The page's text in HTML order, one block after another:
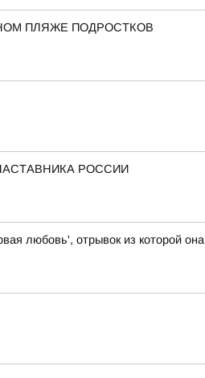
ПЛЯЖЕ ПОДРОСТКОВ
РОССИИ
любовь', отрывок из которой